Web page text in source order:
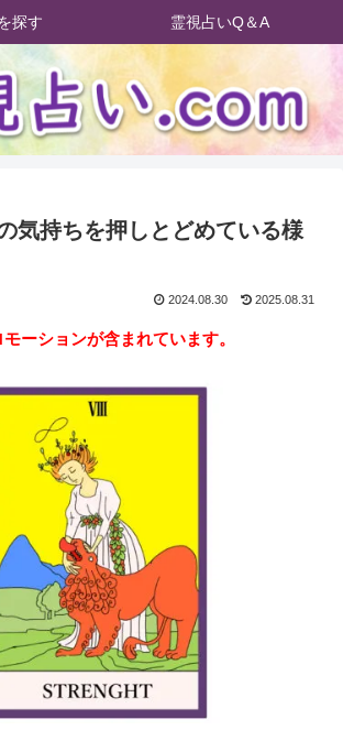
探す 霊視占いQ＆A
気持ちを押しとどめている様
2024.08.30 2025.08.31
ーションが含まれています。